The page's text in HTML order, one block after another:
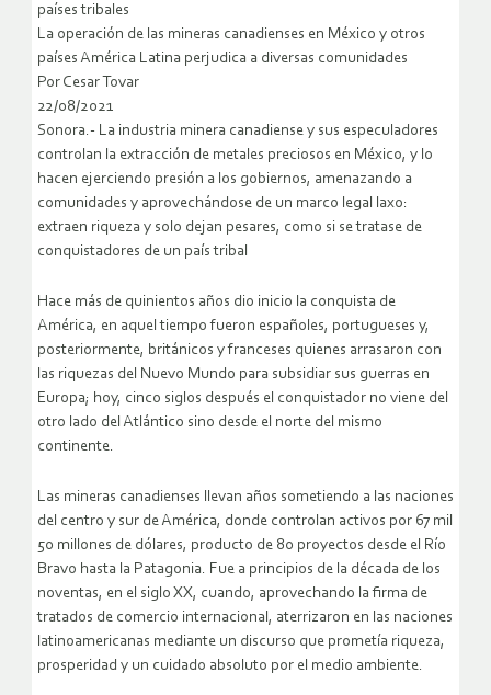
países tribales
La operación de las mineras canadienses en México y otros
países América Latina perjudica a diversas comunidades
Por Cesar Tovar
22/08/2021
Sonora.- La industria minera canadiense y sus especuladores
controlan la extracción de metales preciosos en México, y lo
hacen ejerciendo presión a los gobiernos, amenazando a
comunidades y aprovechándose de un marco legal laxo:
extraen riqueza y solo dejan pesares, como si se tratase de
conquistadores de un país tribal
Hace más de quinientos años dio inicio la conquista de
América, en aquel tiempo fueron españoles, portugueses y,
posteriormente, británicos y franceses quienes arrasaron con
las riquezas del Nuevo Mundo para subsidiar sus guerras en
Europa; hoy, cinco siglos después el conquistador no viene del
otro lado del Atlántico sino desde el norte del mismo
continente.
Las mineras canadienses llevan años sometiendo a las naciones
del centro y sur de América, donde controlan activos por 67 mil
50 millones de dólares, producto de 80 proyectos desde el Río
Bravo hasta la Patagonia. Fue a principios de la década de los
noventas, en el siglo XX, cuando, aprovechando la firma de
tratados de comercio internacional, aterrizaron en las naciones
latinoamericanas mediante un discurso que prometía riqueza,
prosperidad y un cuidado absoluto por el medio ambiente.